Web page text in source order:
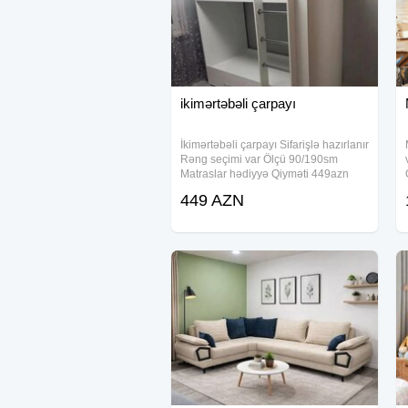
ikimərtəbəli çarpayı
İkimərtəbəli çarpayı Sifarişlə hazırlanır
Rəng seçimi var Ölçü 90/190sm
Matraslar hədiyyə Qiyməti 449azn
449 AZN